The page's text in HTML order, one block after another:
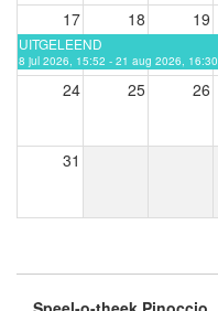
17 18 19
UITGELEEND
8 jul 2026, 15:52 - 21 aug 2026, 16:30
24 25 26
31